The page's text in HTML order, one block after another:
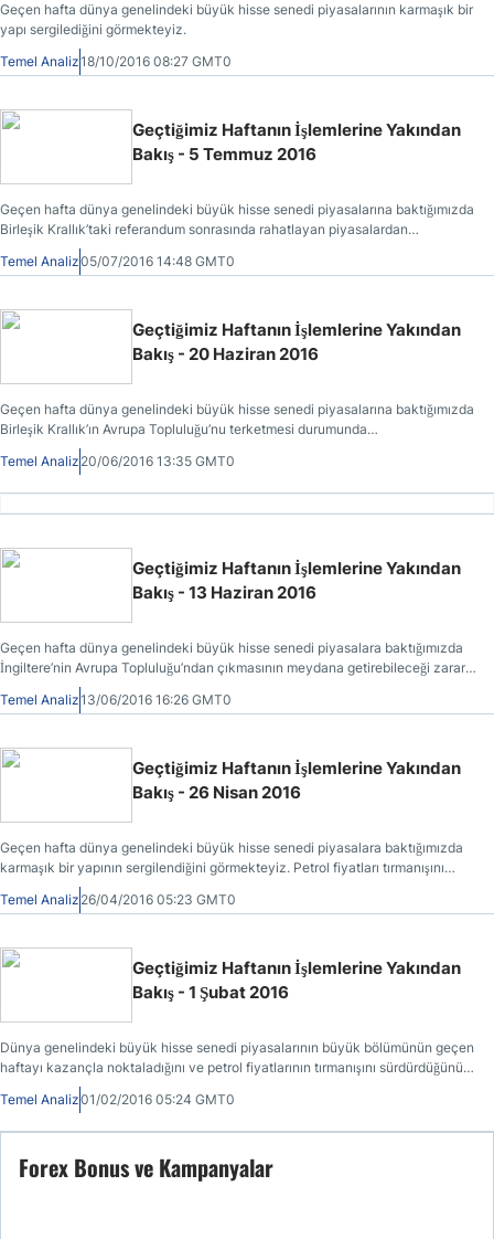
Geçen hafta dünya genelindeki büyük hisse senedi piyasalarının karmaşık bir
yapı sergilediğini görmekteyiz.
Temel Analiz18/10/2016 08:27 GMT0
Geçtiğimiz Haftanın İşlemlerine Yakından
Bakış - 5 Temmuz 2016
Geçen hafta dünya genelindeki büyük hisse senedi piyasalarına baktığımızda
Birleşik Krallık’taki referandum sonrasında rahatlayan piyasalardan
faydalanmak isteyen yatırımcıların geri dönmesi dolayısıyla tırmanışlar
yaşandığını görmekteyiz.
Temel Analiz05/07/2016 14:48 GMT0
Geçtiğimiz Haftanın İşlemlerine Yakından
Bakış - 20 Haziran 2016
Geçen hafta dünya genelindeki büyük hisse senedi piyasalarına baktığımızda
Birleşik Krallık’ın Avrupa Topluluğu’nu terketmesi durumunda
yaşanabileceklere dair endişeler nedeniyle düşüşlerin yaşandığını
görmekteyiz.
Temel Analiz 20/06/2016 13:35 GMT0
Geçtiğimiz Haftanın İşlemlerine Yakından
Bakış - 13 Haziran 2016
Geçen hafta dünya genelindeki büyük hisse senedi piyasalara baktığımızda
İngiltere’nin Avrupa Topluluğu’ndan çıkmasının meydana getirebileceği zararlı
etkilerden kaynaklanan endişeler dolayısıyla düşüşlerin yaşandığını
görmekteyiz.
Temel Analiz13/06/2016 16:26 GMT0
Geçtiğimiz Haftanın İşlemlerine Yakından
Bakış - 26 Nisan 2016
Geçen hafta dünya genelindeki büyük hisse senedi piyasalara baktığımızda
karmaşık bir yapının sergilendiğini görmekteyiz. Petrol fiyatları tırmanışını
daha da yukarı taşımıştır.
Temel Analiz 26/04/2016 05:23 GMT0
Geçtiğimiz Haftanın İşlemlerine Yakından
Bakış - 1 Şubat 2016
Dünya genelindeki büyük hisse senedi piyasalarının büyük bölümünün geçen
haftayı kazançla noktaladığını ve petrol fiyatlarının tırmanışını sürdürdüğünü
görmekteyiz.
Temel Analiz01/02/2016 05:24 GMT0
Forex Bonus ve Kampanyalar